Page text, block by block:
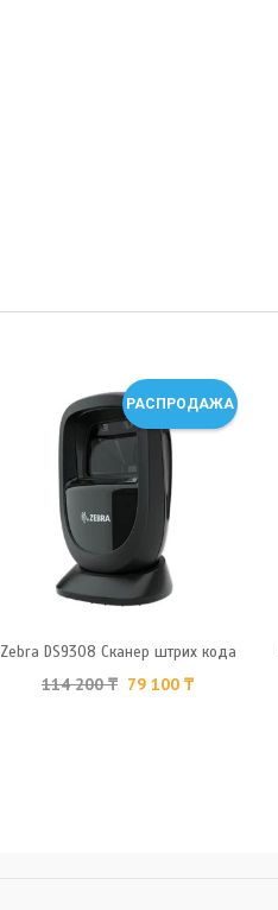
РАСПРОДАЖА
Zebra DS9308 Сканер штрих кода
114 200₸ 79 100 ₸